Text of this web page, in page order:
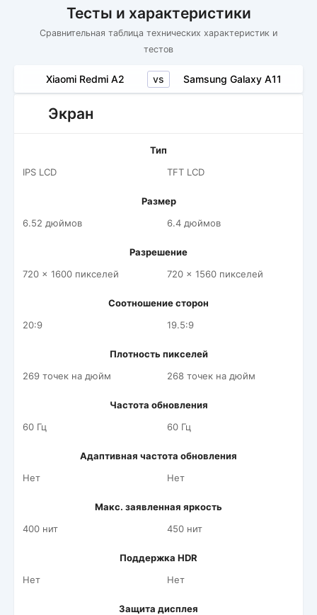
Тесты и характеристики
Сравнительная таблица технических характеристик и
тестов
Xiaomi Redmi A2 vs Samsung Galaxy A11
Экран
Тип
IPS LCD
TFT LCD
Размер
6.52 дюймов
6.4 дюймов
Разрешение
720 x 1600 пикселей
720 x 1560 пикселей
Соотношение сторон
20:9
19.5:9
Плотность пикселей
269 точек на дюйм
268 точек на дюйм
Частота обновления
60 Гц
60 Гц
Адаптивная частота обновления
Нет
Нет
Макс. заявленная яркость
400 нит
450 нит
Поддержка HDR
Нет
Нет
Защита дисплея